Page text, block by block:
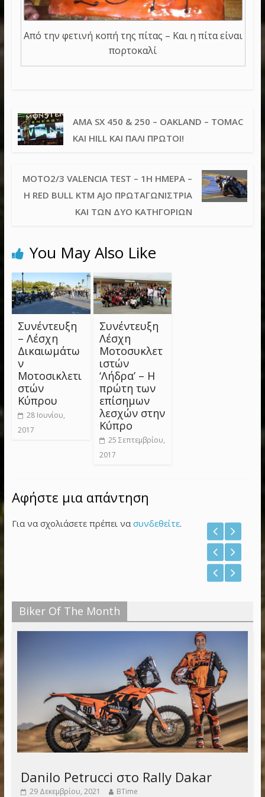
Από την φετινή κοπή της πίτας – Και η πίτα είναι
πορτοκαλί
AMA SX 450 & 250 – OAKLAND – TOMAC
ΚΑΙ HILL ΚΑΙ ΠΆΛΙ ΠΡΏΤΟΙ!
MOTO2/3 VALENCIA TEST – 1Η ΗΜΈΡΑ –
Η RED BULL KTM AJO ΠΡΩΤΑΓΩΝΊΣΤΡΙΑ
ΚΑΙ ΤΩΝ ΔΎΟ ΚΑΤΗΓΟΡΙΏΝ
You May Also Like
Συνέντευξη
– Λέσχη
Δικαιωμάτω
ν
Μοτοσικλετι
στών
Κύπρου
28 Ιουνίου,
2017
Συνέντευξη
Λέσχη
Μοτοσυκλετ
ιστών
‘Λήδρα’ – Η
πρώτη των
επίσημων
λεσχών στην
Κύπρο
25 Σεπτεμβρίου,
2017
Αφήστε μια απάντηση
Για να σχολιάσετε πρέπει να συνδεθείτε.
Biker Of The Month
Danilo Petrucci στο Rally Dakar
29 Δεκεμβρίου, 2021 BTime